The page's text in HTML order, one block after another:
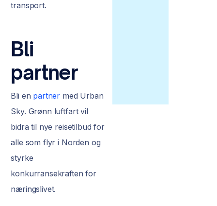
transport.
Bli
partner
Bli en partner med Urban
Sky. Grønn luftfart vil
bidra til nye reisetilbud for
alle som flyr i Norden og
styrke
konkurransekraften for
næringslivet.